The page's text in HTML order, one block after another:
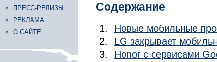
ПРЕСС-РЕЛИЗЫ
РЕКЛАМА
О САЙТЕ
Содержание
Новые мобильные
LG закрывает
Honor с сервисами